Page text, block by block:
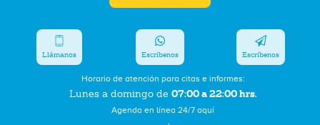
Horario de atención para citas e informes:
Lunes a domingo de 07:00 a 22:00 hrs.
Agenda en línea 24/7 aquí
Llámanos Escríbenos Escríbenos